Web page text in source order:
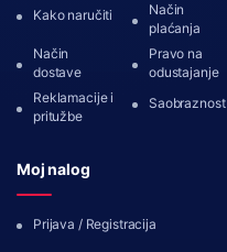
Kako naručiti
Način
plaćanja
Način
dostave
Pravo na
odustajanje
Reklamacije i
pritužbe
Saobraznost
Moj nalog
Prijava / Registracija